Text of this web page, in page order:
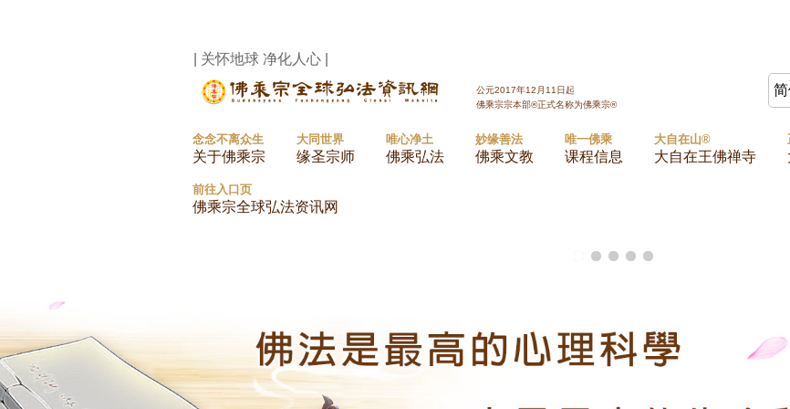
| 关怀地球 净化人心 |
公元2017年12月11日起
佛乘宗宗本部®正式名称为佛乘宗®
念念不离众生
关于佛乘宗
大同世界
缘圣宗师
唯心净土
佛乘弘法
妙缘善法
佛乘文教
唯一佛乘
课程信息
大自在山®
大自在王佛禅寺
前往入口页
佛乘宗全球弘法资讯网